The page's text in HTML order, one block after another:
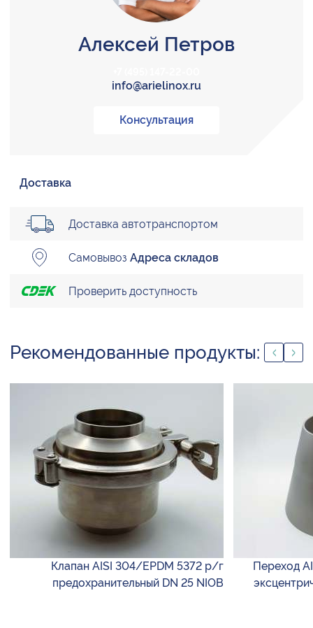
Алексей Петров
info@arielinox.ru
Консультация
Доставка
Доставка автотранспортом
Самовывоз Адреса складов
Проверить доступность
Рекомендованные продукты:
Клапан AISI 304/EPDM 5372 р/г
предохранительный DN 25 NIOB
Переход